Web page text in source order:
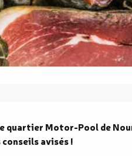
quartier Motor-Pool de
avisés !